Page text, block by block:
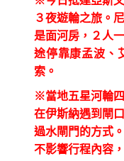
３夜遊輪之旅。
是面河房，２人
途停靠康孟波、
索。
※當地五星河輪
在伊斯納遇到閘
過水閘門的方式
不影響行程內容